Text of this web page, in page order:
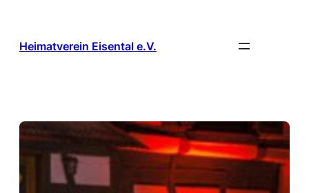
springen
Heimatverein Eisental e.V.